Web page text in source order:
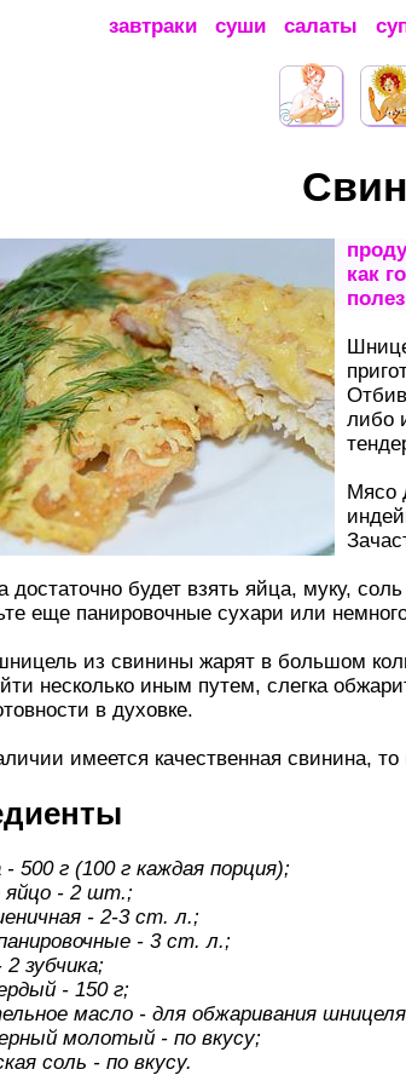
завтраки суши салаты
как
либо
Мясо
достаточно будет взять яйца, муку,
еще панировочные сухари или
из свинины жарят в большом
несколько иным путем, слегка
в духовке.
имеется качественная свинина,
- 500 г (100 г каждая порция);
яйцо - 2 шт.;
- 2-3 ст. л.;
- 3 ст. л.;
2 зубчика;
- 150 г;
масло - для обжаривания
молотый - по вкусу;
соль - по вкусу.